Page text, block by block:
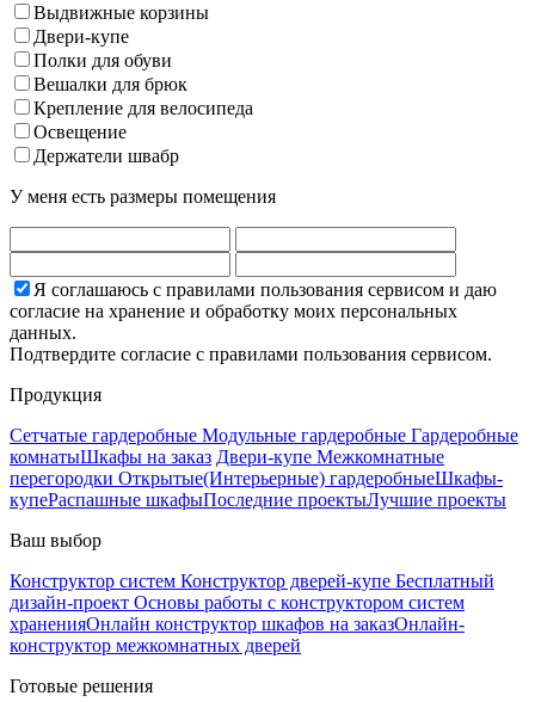
Выдвижные корзины
Двери-купе
Полки для обуви
Вешалки для брюк
Крепление для велосипеда
Освещение
Держатели швабр
У меня есть размеры помещения
Я соглашаюсь с правилами пользования сервисом и даю
согласие на хранение и обработку моих персональных
данных.
Подтвердите согласие с правилами пользования сервисом.
Продукция
Сетчатые гардеробные Модульные гардеробные Гардеробные
комнатыШкафы на заказ Двери-купе Межкомнатные
перегородки Открытые(Интерьерные) гардеробныеШкафы-
купеРаспашные шкафыПоследние проектыЛучшие проекты
Ваш выбор
Конструктор систем Конструктор дверей-купе Бесплатный
дизайн-проект Основы работы с конструктором систем
храненияОнлайн конструктор шкафов на заказОнлайн-
конструктор межкомнатных дверей
Готовые решения